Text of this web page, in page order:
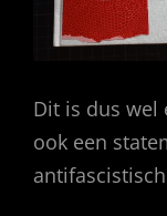
Dit is dus wel
ook een